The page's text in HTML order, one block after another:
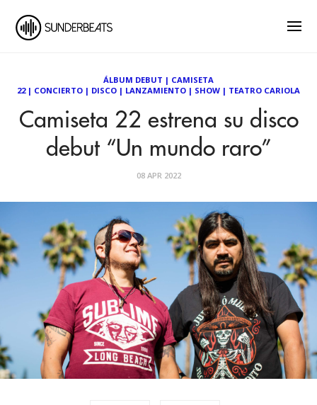
ÁLBUM DEBUT | CAMISETA
22| CONCIERTO | DISCO | LANZAMIENTO | SHOW | TEATRO CARIOLA
Camiseta 22 estrena su disco
debut “Un mundo raro”
08 APR 2022